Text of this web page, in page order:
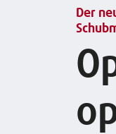
Der